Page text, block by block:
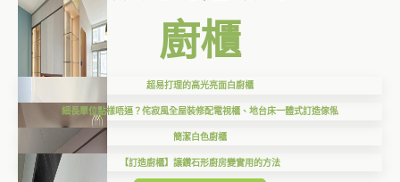
廚櫃
超易打理的高光亮面白廚櫃
細長單位點樣唔逼？侘寂風全屋裝修配電視櫃、地台床一體式訂造傢俬
簡潔白色廚櫃
【訂造廚櫃】讓鑽石形廚房變實用的方法